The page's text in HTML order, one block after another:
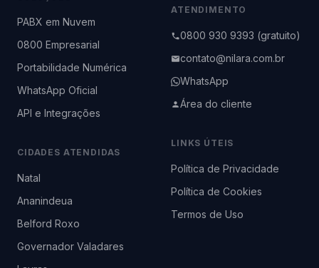
PABX em Nuvem
0800 Empresarial
Portabilidade Numérica
WhatsApp Oficial
API e Integrações
CIDADES ATENDIDAS
Natal
Ananindeua
Belford Roxo
Governador Valadares
ATENDIMENTO
0800 930 9393 (gratuito)
contato@nilara.com.br
WhatsApp
Área do cliente
LINKS ÚTEIS
Política de Privacidade
Política de Cookies
Termos de Uso